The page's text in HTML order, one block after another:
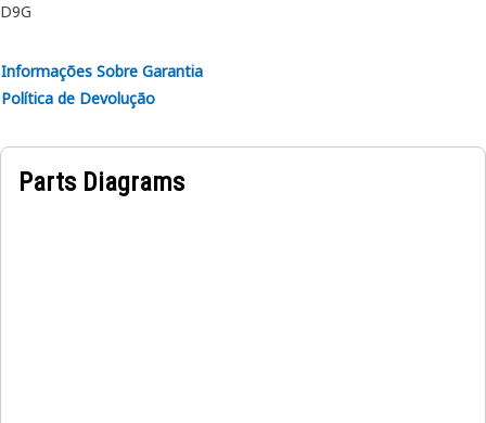
D9G
Informações Sobre Garantia
Política de Devolução
Parts Diagrams